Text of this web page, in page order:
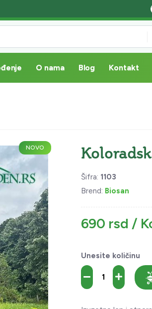
O nama Blog Kontakt
NOVO
Šifra: 1103
Brend: Biosan
690 rsd /
Unesite količinu